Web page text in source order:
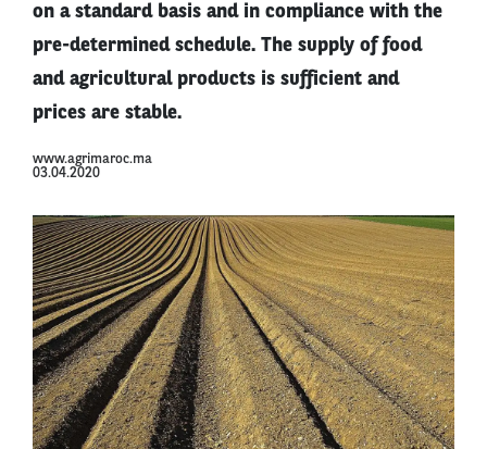
on a standard basis and in compliance with the
pre-determined schedule. The supply of food
and agricultural products is sufficient and
prices are stable.
www.agrimaroc.ma
03.04.2020